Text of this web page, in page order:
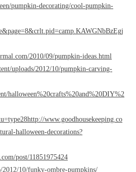
pumpkin-decorating/cool-pumpkin-
2010/09/pumpkin-ideas.html
uploads/2012/10/pumpkin-carving-
halloween%20crafts%20and%20DIY%2
http://www.goodhousekeeping.co
halloween-decorations?
post/11851975424
10/funky-ombre-pumpkins/